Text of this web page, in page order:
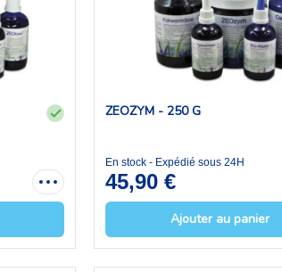
ZEOZYM - 250 G
En stock - Expédié sous 24H
45,90 €
Ajouter au panier